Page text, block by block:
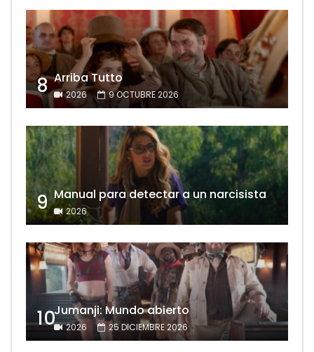
8 Arriba Tutto
2026 9 OCTUBRE 2026
9 Manual para detectar a un narcisista
2026
10Jumanji: Mundo abierto
2026 25 DICIEMBRE 2026